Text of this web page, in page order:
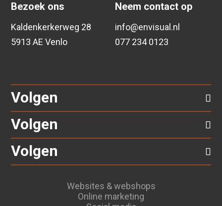
Bezoek ons
Kaldenkerkerweg 28
5913 AE Venlo
Neem contact op
info@envisual.nl
077 234 0123
Volgen
Volgen
Volgen
Websites & webshops
Online marketing